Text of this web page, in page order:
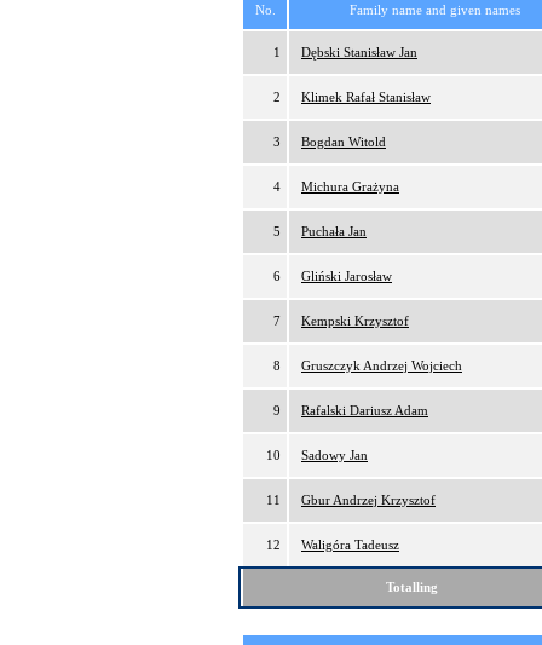
No. Family name and given names
1 Dębski Stanisław Jan
2 Klimek Rafał Stanisław
3 Bogdan Witold
4 Michura Grażyna
5 Puchała Jan
6 Gliński Jarosław
7 Kempski Krzysztof
8 Gruszczyk Andrzej Wojciech
9 Rafalski Dariusz Adam
10 Sadowy Jan
11 Gbur Andrzej Krzysztof
12 Waligóra Tadeusz
Totalling